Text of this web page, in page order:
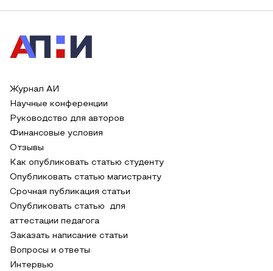
Журнал АИ
Научные конференции
Руководство для авторов
Финансовые условия
Отзывы
Как опубликовать статью студенту
Опубликовать статью магистранту
Срочная публикация статьи
Опубликовать статью для
аттестации педагога
Заказать написание статьи
Вопросы и ответы
Интервью